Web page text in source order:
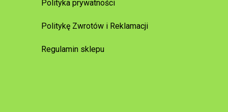
Polityka prywatności
Politykę Zwrotów i Reklamacji
Regulamin sklepu